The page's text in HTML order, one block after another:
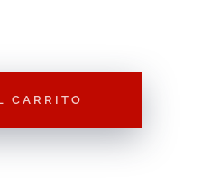
CARRITO